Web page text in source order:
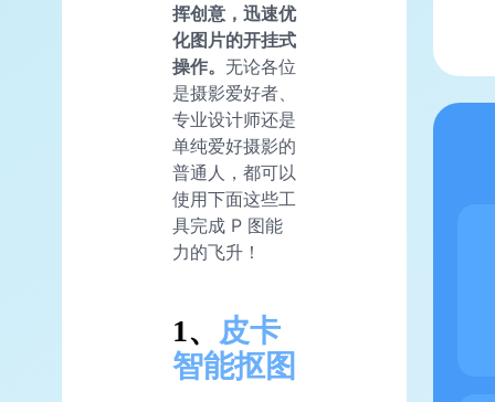
挥创意，迅速优
化图片的开挂式
操作。 无论各位
是摄影爱好者、
专业设计师还是
单纯爱好摄影的
普通人，都可以
使用下面这些工
具完成 P 图能
力的飞升！
1、 皮卡
智能抠图